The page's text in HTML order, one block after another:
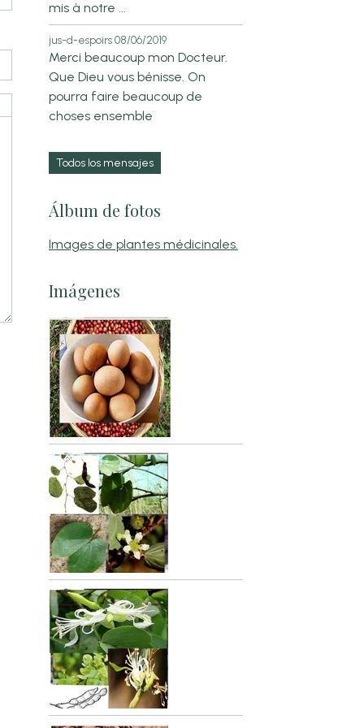
mis à notre ...
jus-d-espoirs 08/06/2019
Merci beaucoup mon Docteur.
Que Dieu vous bénisse. On
pourra faire beaucoup de
choses ensemble
Todos los mensajes
Álbum de fotos
Images de plantes médicinales.
Imágenes